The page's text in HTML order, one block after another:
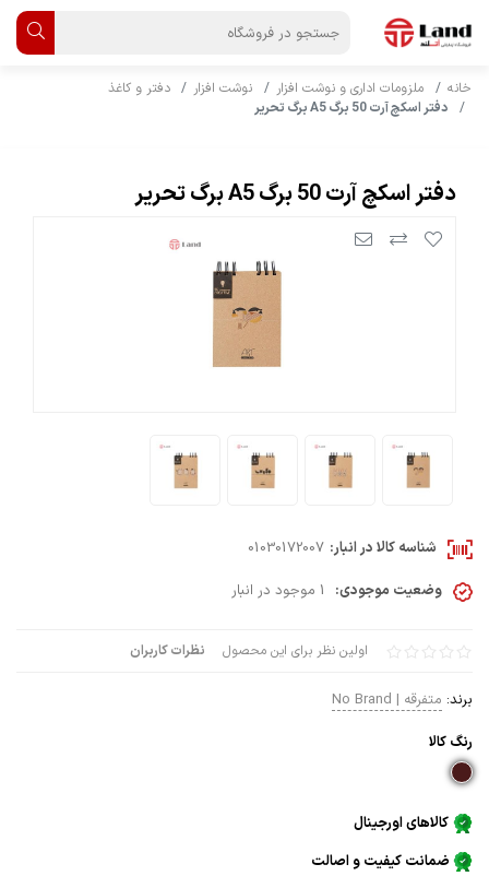
خانه ملزومات اداری و نوشت افزار نوشت افزار
دفتر و کاغذ
دفتر اسکچ آرت 50 برگ A5 برگ تحریر
دفتر اسکچ آرت 50 برگ A5 برگ تحریر
اولین نظر برای این محصول نظرات کاربران
برند: متفرقه | No Brand
رنگ كالا
کالاهای اورجینال
ضمانت کیفیت و اصالت
شناسه کالا در انبار: 01030172007
وضعیت موجودی: 1 موجود در انبار